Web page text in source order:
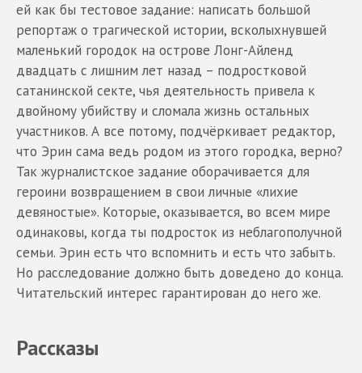
ей как бы тестовое задание: написать большой
репортаж о трагической истории, всколыхнувшей
маленький городок на острове Лонг-Айленд
двадцать с лишним лет назад – подростковой
сатанинской секте, чья деятельность привела к
двойному убийству и сломала жизнь остальных
участников. А все потому, подчёркивает редактор,
что Эрин сама ведь родом из этого городка, верно?
Так журналистское задание оборачивается для
героини возвращением в свои личные «лихие
девяностые». Которые, оказывается, во всем мире
одинаковы, когда ты подросток из неблагополучной
семьи. Эрин есть что вспомнить и есть что забыть.
Но расследование должно быть доведено до конца.
Читательский интерес гарантирован до него же.
Рассказы